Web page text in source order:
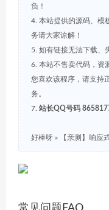
负！
4. 本站提供的源码、模
务请大家谅解！
5. 如有链接无法下载、
6. 本站不售卖代码，资
您喜欢该程序，请支持
务。
7. 站长QQ号码
好棒呀 » 【亲测】响应